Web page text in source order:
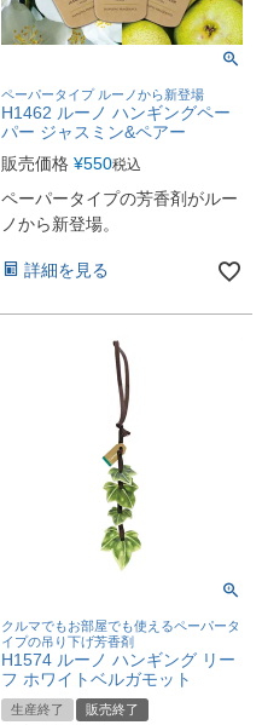
ペーパータイプ ルーノから新登場
H1462 ルーノ ハンギングペー
パー ジャスミン&ペアー
販売価格 ¥550税込
ペーパータイプの芳香剤がルー
ノから新登場。
詳細を見る
クルマでもお部屋でも使えるペーパータ
イプの吊り下げ芳香剤
H1574 ルーノ ハンギング リー
フ ホワイトベルガモット
生産終了 販売終了